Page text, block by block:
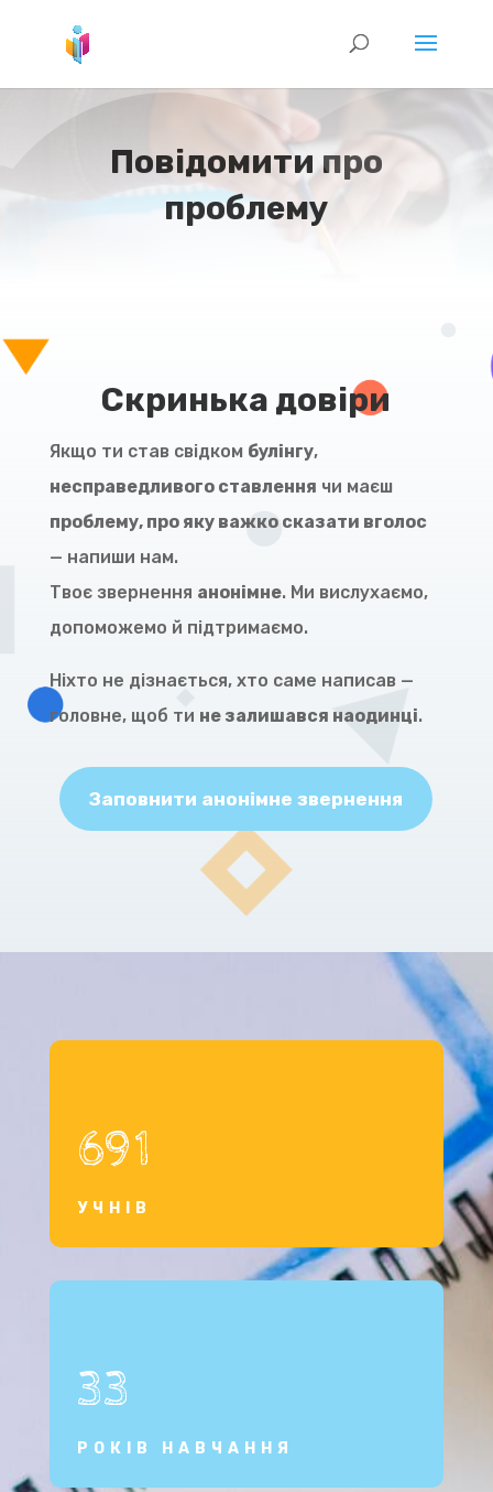
Повідомити про
проблему
Скринька довіри
Якщо ти став свідком булінгу,
несправедливого ставлення чи маєш
проблему, про яку важко сказати вголос
— напиши нам.
Твоє звернення анонімне. Ми вислухаємо,
допоможемо й підтримаємо.
Ніхто не дізнається, хто саме написав —
головне, щоб ти не залишався наодинці.
Заповнити анонімне звернення
691
УЧНІВ
33
РОКІВ НАВЧАННЯ